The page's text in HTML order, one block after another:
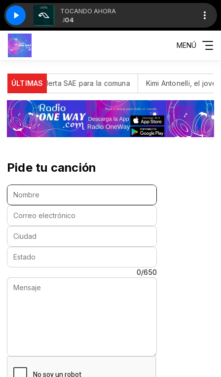
RadioOneWay.comFrecuencia Latina con RadioOneWay.com
TOCANDO AHORA
J04 FL J04
MENÚ
ÚLTIMAS
Activan alerta SAE para la comuna Kimi Antonelli, el
Pide tu canción
Nombre:
Correo electrónico:
Ciudad:
Estado:
0/650